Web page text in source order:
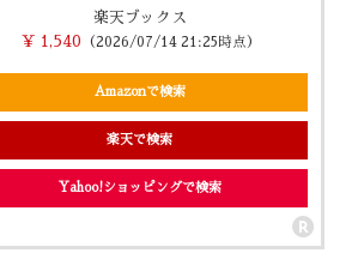
楽天ブックス
￥ 1,540 （2026/07/14 21:25時点）
Amazonで検索
楽天で検索
Yahoo!ショッピングで検索